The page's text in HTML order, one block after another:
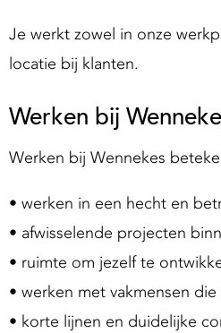
Je werkt zowel in onze
locatie bij klanten.
Werken bij
Werken bij Wennekes
• werken in een hecht en
• afwisselende projecten
• ruimte om jezelf te
• werken met vakmensen
• korte lijnen en duidelijke